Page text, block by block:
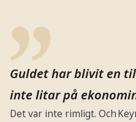
Guldet har blivit en
inte litar på
Det var inte rimligt. Och